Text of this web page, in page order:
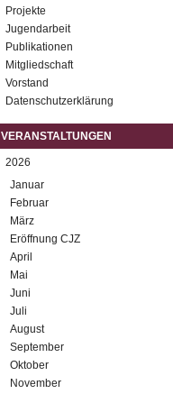
Projekte
Jugendarbeit
Publikationen
Mitgliedschaft
Vorstand
Datenschutzerklärung
VERANSTALTUNGEN
2026
Januar
Februar
März
Eröffnung CJZ
April
Mai
Juni
Juli
August
September
Oktober
November